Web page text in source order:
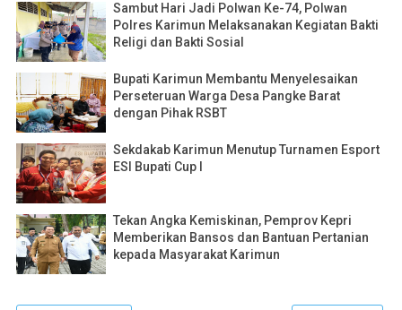
Sambut Hari Jadi Polwan Ke-74, Polwan
Polres Karimun Melaksanakan Kegiatan Bakti
Religi dan Bakti Sosial
Bupati Karimun Membantu Menyelesaikan
Perseteruan Warga Desa Pangke Barat
dengan Pihak RSBT
Sekdakab Karimun Menutup Turnamen Esport
ESI Bupati Cup I
Tekan Angka Kemiskinan, Pemprov Kepri
Memberikan Bansos dan Bantuan Pertanian
kepada Masyarakat Karimun